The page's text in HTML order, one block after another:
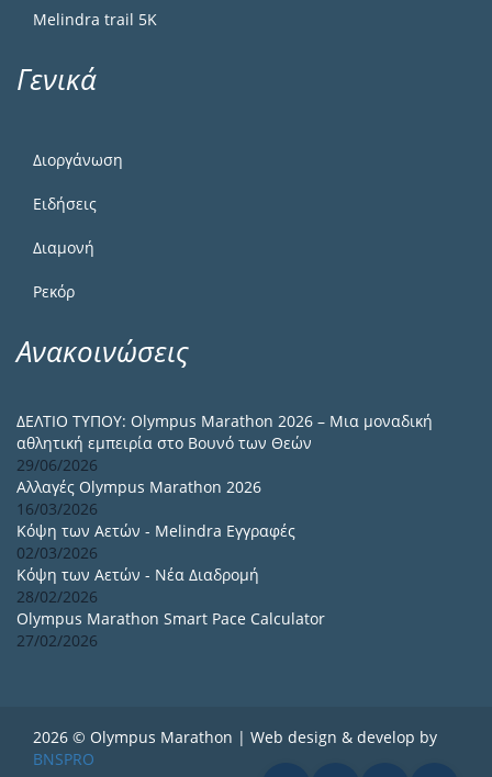
Melindra trail 5Κ
Γενικά
Διοργάνωση
Ειδήσεις
Διαμονή
Ρεκόρ
Ανακοινώσεις
ΔΕΛΤΙΟ ΤΥΠΟΥ: Olympus Marathon 2026 – Μια μοναδική
αθλητική εμπειρία στο Βουνό των Θεών
29/06/2026
Αλλαγές Olympus Marathon 2026
16/03/2026
Κόψη των Αετών - Melindra Εγγραφές
02/03/2026
Κόψη των Αετών - Νέα Διαδρομή
28/02/2026
Olympus Marathon Smart Pace Calculator
27/02/2026
2026 © Olympus Marathon | Web design & develop by
BNSPRO